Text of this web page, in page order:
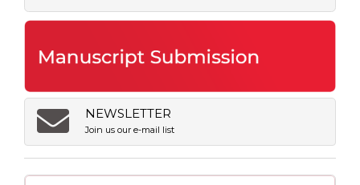
NEWSLETTER
Join us our e-mail list